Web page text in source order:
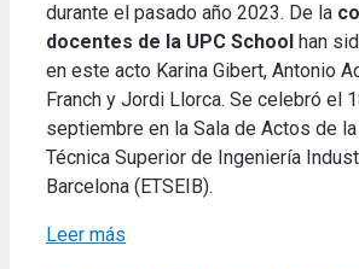
durante el pasado año 2023. De la
docentes de la UPC School han
en este acto Karina Gibert, Antonio
Franch y Jordi Llorca. Se celebró el
septiembre en la Sala de Actos de
Técnica Superior de Ingeniería
Barcelona (ETSEIB).
Leer más